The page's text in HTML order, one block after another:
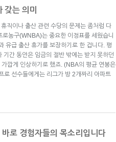
갖는 의미
직이나 출산 관련 수당의 문제는 좀처럼 다
농구(WNBA)는 중요한 이정표를 세웠습니
유급 출산 휴가를 보장하기로 한 겁니다. 평
간 동안은 임금의 절반 밖에는 받지 못하던
깝게 인상하기로 했죠. (NBA의 평균 연봉은
로 선수들에게는 리그가 방 2개짜리 아파트
로 경험자들의 목소리입니다